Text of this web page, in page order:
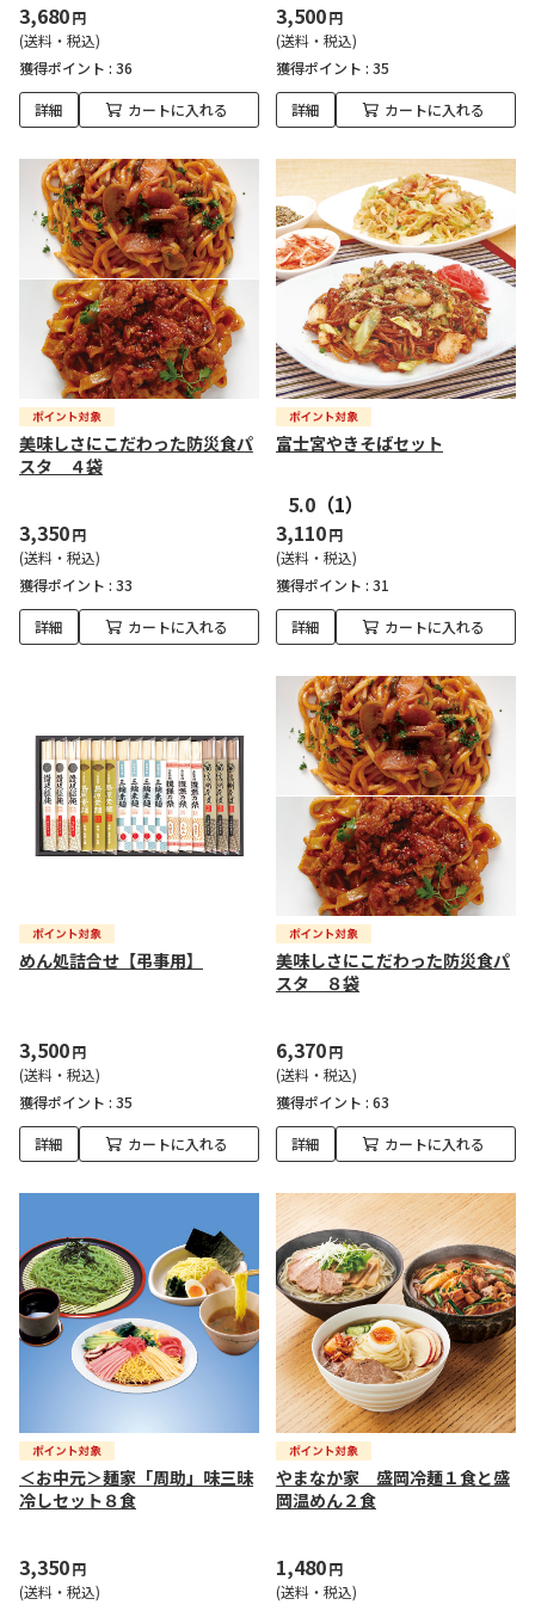
3,680円
(送料・税込)
獲得ポイント : 36
詳細 カートに入れる
3,500円
(送料・税込)
獲得ポイント : 35
詳細 カートに入れる
美味しさにこだわった防災食パ
スタ ４袋
3,350円
(送料・税込)
獲得ポイント : 33
詳細 カートに入れる
富士宮やきそばセット
5.0 （1）
3,110円
(送料・税込)
獲得ポイント : 31
詳細 カートに入れる
めん処詰合せ【弔事用】
3,500円
(送料・税込)
獲得ポイント : 35
詳細 カートに入れる
美味しさにこだわった防災食パ
スタ ８袋
6,370円
(送料・税込)
獲得ポイント : 63
詳細 カートに入れる
＜お中元＞麺家「周助」味三昧
冷しセット８食
3,350円
(送料・税込)
やまなか家 盛岡冷麺１食と盛
岡温めん２食
1,480円
(送料・税込)